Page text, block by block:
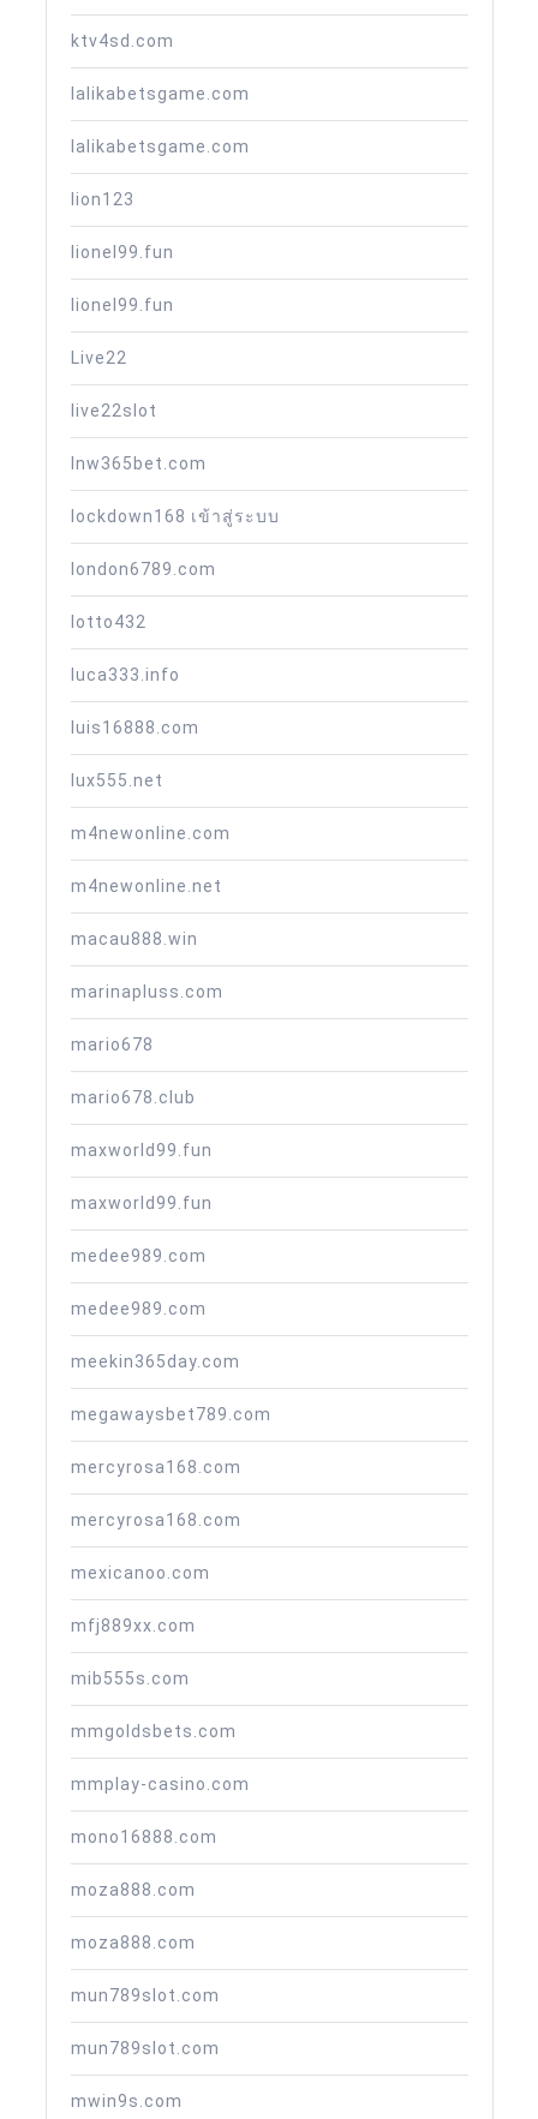
ktv4sd.com
lalikabetsgame.com
lalikabetsgame.com
lion123
lionel99.fun
lionel99.fun
Live22
live22slot
lnw365bet.com
lockdown168 เข้าสู่ระบบ
london6789.com
lotto432
luca333.info
luis16888.com
lux555.net
m4newonline.com
m4newonline.net
macau888.win
marinapluss.com
mario678
mario678.club
maxworld99.fun
maxworld99.fun
medee989.com
medee989.com
meekin365day.com
megawaysbet789.com
mercyrosa168.com
mercyrosa168.com
mexicanoo.com
mfj889xx.com
mib555s.com
mmgoldsbets.com
mmplay-casino.com
mono16888.com
moza888.com
moza888.com
mun789slot.com
mun789slot.com
mwin9s.com